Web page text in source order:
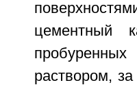
цементный
раствором,